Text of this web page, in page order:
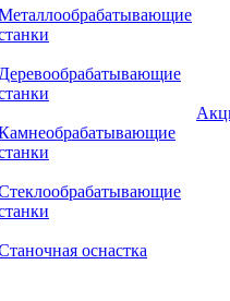
Деревообрабатывающие
оснастка